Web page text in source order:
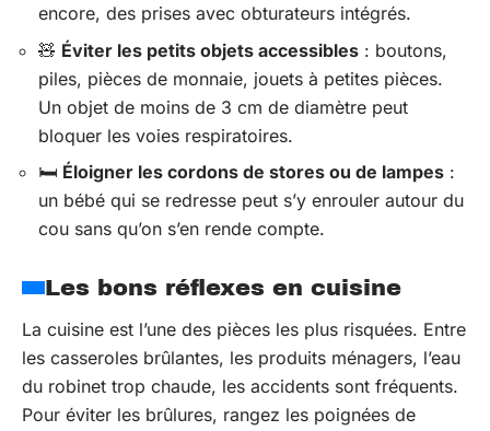
encore, des prises avec obturateurs intégrés.
🧸 Éviter les petits objets accessibles : boutons,
piles, pièces de monnaie, jouets à petites pièces.
Un objet de moins de 3 cm de diamètre peut
bloquer les voies respiratoires.
🛏️ Éloigner les cordons de stores ou de lampes :
un bébé qui se redresse peut s’y enrouler autour du
cou sans qu’on s’en rende compte.
Les bons réflexes en cuisine
La cuisine est l’une des pièces les plus risquées. Entre
les casseroles brûlantes, les produits ménagers, l’eau
du robinet trop chaude, les accidents sont fréquents.
Pour éviter les brûlures, rangez les poignées de